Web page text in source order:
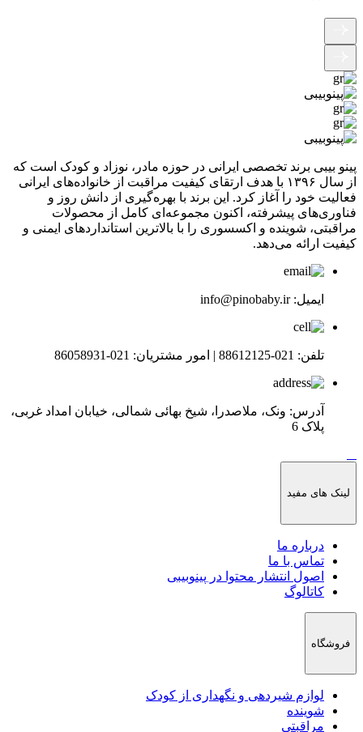
پینو بیبی برند تخصصی ایرانی در حوزه مادر، نوزاد و کودک است که
از سال ۱۳۹۶ با هدف ارتقای کیفیت مراقبت از خانواده‌های ایرانی
فعالیت خود را آغاز کرد. این برند با بهره‌گیری از دانش روز و
فناوری‌های پیشرفته، اکنون مجموعه‌ای کامل از محصولات
مراقبتی، شوینده و اکسسوری را با بالاترین استانداردهای ایمنی و
کیفیت ارائه می‌دهد.
ایمیل: info@pinobaby.ir
تلفن: 021-88612125
| امور مشتریان: 021-86058931
آدرس: ونک، ملاصدرا، شیخ بهائی شمالی، خیابان امداد غربی،
پلاک 6​
لینک های مفید
درباره ما
تماس با ما
اصول انتشار محتوا در پینوبیبی
کاتالوگ
فروشگاه
لوازم شیردهی و نگهداری از کودک
شوینده
مراقبتی